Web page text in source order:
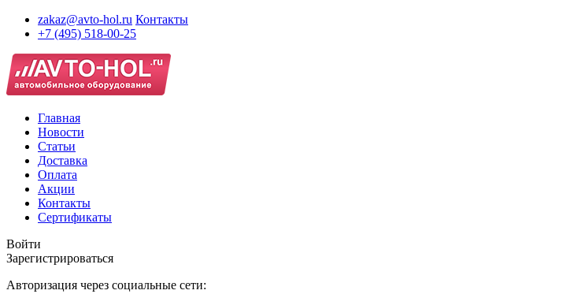
zakaz@avto-hol.ru Контакты
+7 (495) 518-00-25
Главная
Новости
Статьи
Доставка
Оплата
Акции
Контакты
Сертификаты
Войти
Зарегистрироваться
Авторизация через социальные сети: